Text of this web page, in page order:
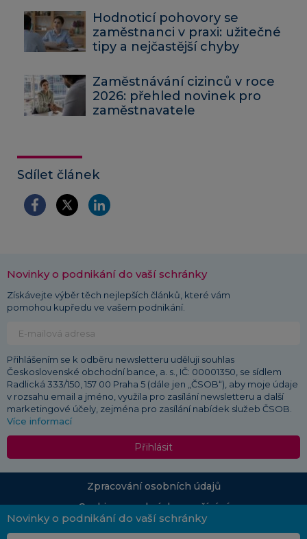
Hodnoticí pohovory se
zaměstnanci v praxi: užitečné
tipy a nejčastější chyby
Zaměstnávání cizinců v roce
2026: přehled novinek pro
zaměstnavatele
Sdílet článek
Novinky o podnikání do vaší schránky
Získávejte výběr těch nejlepších článků, které vám
pomohou kupředu ve vašem podnikání.
Přihlášením se k odběru newsletteru uděluji souhlas
Československé obchodní bance, a. s., IČ: 00001350, se sídlem
Radlická 333/150, 157 00 Praha 5 (dále jen „ČSOB“), aby moje údaje
v rozsahu email a jméno, využila pro zasílání newsletteru a další
marketingové účely, zejména pro zasílání nabídek služeb ČSOB.
Více informací
Přihlásit
Zpracování osobních údajů
Cookies a podmínky používání
Novinky o podnikání do vaší schránky